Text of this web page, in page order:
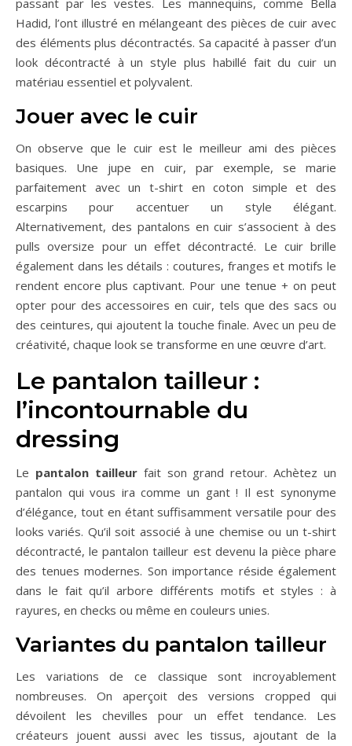
passant par les vestes. Les mannequins, comme Bella
Hadid, l’ont illustré en mélangeant des pièces de cuir avec
des éléments plus décontractés. Sa capacité à passer d’un
look décontracté à un style plus habillé fait du cuir un
matériau essentiel et polyvalent.
Jouer avec le cuir
On observe que le cuir est le meilleur ami des pièces
basiques. Une jupe en cuir, par exemple, se marie
parfaitement avec un t-shirt en coton simple et des
escarpins pour accentuer un style élégant.
Alternativement, des pantalons en cuir s’associent à des
pulls oversize pour un effet décontracté. Le cuir brille
également dans les détails : coutures, franges et motifs le
rendent encore plus captivant. Pour une tenue + on peut
opter pour des accessoires en cuir, tels que des sacs ou
des ceintures, qui ajoutent la touche finale. Avec un peu de
créativité, chaque look se transforme en une œuvre d’art.
Le pantalon tailleur :
l’incontournable du
dressing
Le pantalon tailleurfait son grand retour. Achètez un
pantalon qui vous ira comme un gant ! Il est synonyme
d’élégance, tout en étant suffisamment versatile pour des
looks variés. Qu’il soit associé à une chemise ou un t-shirt
décontracté, le pantalon tailleur est devenu la pièce phare
des tenues modernes. Son importance réside également
dans le fait qu’il arbore différents motifs et styles : à
rayures, en checks ou même en couleurs unies.
Variantes du pantalon tailleur
Les variations de ce classique sont incroyablement
nombreuses. On aperçoit des versions cropped qui
dévoilent les chevilles pour un effet tendance. Les
créateurs jouent aussi avec les tissus, ajoutant de la